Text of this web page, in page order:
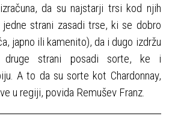
da su najstarji trsi kod njih
strani zasadi trse, ki se dobro
japno ili kamenito), da i dugo izdržu
strani posadi sorte, ke i
A to da su sorte kot Chardonnay,
u regiji, povida Remušev Franz.